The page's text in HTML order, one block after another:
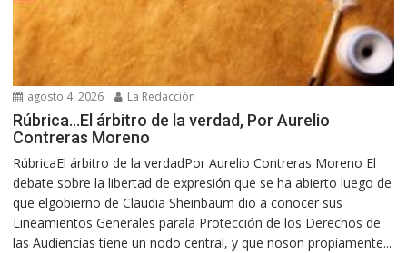
agosto 4, 2026 La Redacción
Rúbrica…El árbitro de la verdad, Por Aurelio
Contreras Moreno
RúbricaEl árbitro de la verdadPor Aurelio Contreras Moreno El
debate sobre la libertad de expresión que se ha abierto luego de
que elgobierno de Claudia Sheinbaum dio a conocer sus
Lineamientos Generales parala Protección de los Derechos de
las Audiencias tiene un nodo central, y que noson propiamente...